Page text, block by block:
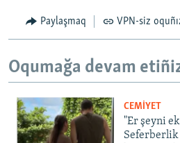
Paylaşmaq VPN-siz
Oqumağa devam
CEMİYET
"Er şeyni
Seferberlik